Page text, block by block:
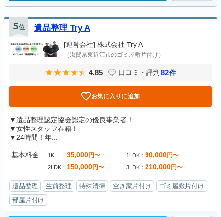
5位 遺品整理 Try A
[運営会社] 株式会社 Try A
（滋賀県東近江市のゴミ屋敷片付け）
4.85 口コミ・評判 82件
お気に入りに追加
▼遺品整理認定協会認定の優良事業者！
▼女性スタッフ在籍！
▼24時間！年...
基本料金 1K 35,000円〜 1LDK 90,000円〜
2LDK 150,000円〜 3LDK 210,000円〜
遺品整理 生前整理 特殊清掃 空き家片付け
ゴミ屋敷片付け
部屋片付け